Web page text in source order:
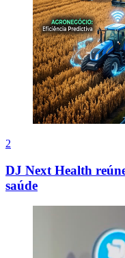
2
DJ Next Health
saúde